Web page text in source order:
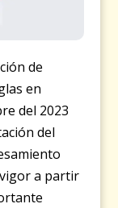
de
en
del 2023
del
a partir